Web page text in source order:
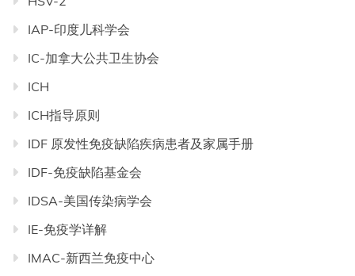
IAP-印度儿科学会
IC-加拿大公共卫生协会
ICH
ICH指导原则
IDF 原发性免疫缺陷疾病患者及家属手册
IDF-免疫缺陷基金会
IDSA-美国传染病学会
IE-免疫学详解
IMAC-新西兰免疫中心